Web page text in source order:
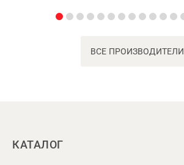
ВСЕ ПРОИЗВОДИТЕЛИ
КАТАЛОГ